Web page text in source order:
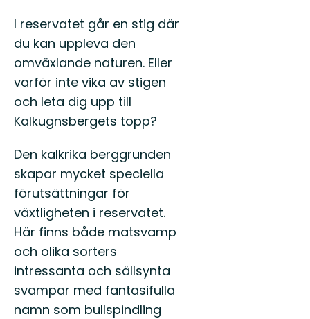
I reservatet går en stig där
du kan uppleva den
omväxlande naturen. Eller
varför inte vika av stigen
och leta dig upp till
Kalkugnsbergets topp?
Den kalkrika berggrunden
skapar mycket speciella
förutsättningar för
växtligheten i reservatet.
Här finns både matsvamp
och olika sorters
intressanta och sällsynta
svampar med fantasifulla
namn som bullspindling